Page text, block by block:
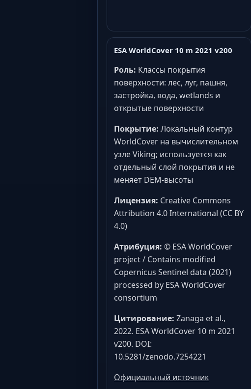
ESA WorldCover 10 m 2021 v200
Роль: Классы покрытия
поверхности: лес, луг, пашня,
застройка, вода, wetlands и
открытые поверхности
Покрытие: Локальный контур
WorldCover на вычислительном
узле Viking; используется как
отдельный слой покрытия и не
меняет DEM-высоты
Лицензия: Creative Commons
Attribution 4.0 International (CC BY
4.0)
Атрибуция: © ESA WorldCover
project / Contains modified
Copernicus Sentinel data (2021)
processed by ESA WorldCover
consortium
Цитирование: Zanaga et al.,
2022. ESA WorldCover 10 m 2021
v200. DOI:
10.5281/zenodo.7254221
Официальный источник